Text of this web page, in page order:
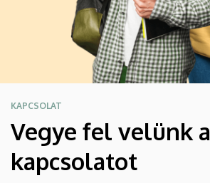
KAPCSOLAT
Vegye fel velünk a
kapcsolatot